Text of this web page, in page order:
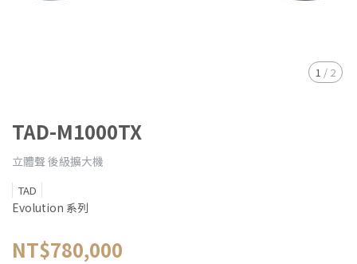
1 / 2
TAD-M1000TX
立體聲 後級擴大機
TAD
Evolution 系列
NT$780,000